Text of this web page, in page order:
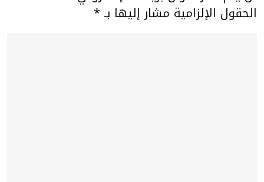
الحقول الإلزامية مشار إليها بـ *